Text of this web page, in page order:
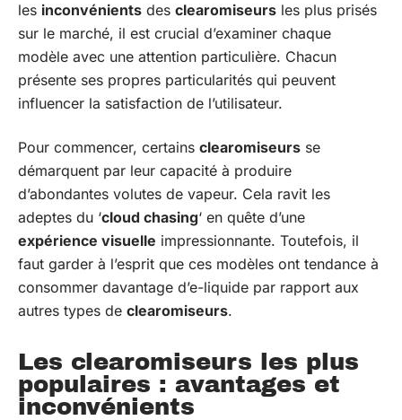
les inconvénients des clearomiseurs les plus prisés
sur le marché, il est crucial d’examiner chaque
modèle avec une attention particulière. Chacun
présente ses propres particularités qui peuvent
influencer la satisfaction de l’utilisateur.
Pour commencer, certains clearomiseurs se
démarquent par leur capacité à produire
d’abondantes volutes de vapeur. Cela ravit les
adeptes du ‘cloud chasing‘ en quête d’une
expérience visuelle impressionnante. Toutefois, il
faut garder à l’esprit que ces modèles ont tendance à
consommer davantage d’e-liquide par rapport aux
autres types de clearomiseurs.
Les clearomiseurs les plus
populaires : avantages et
inconvénients